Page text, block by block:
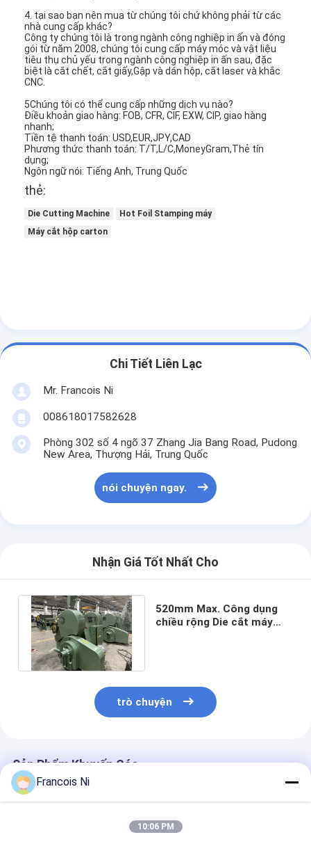
4. tại sao bạn nên mua từ chúng tôi chứ không phải từ các
nhà cung cấp khác?
Công ty chúng tôi là trong ngành công nghiệp in ấn và đóng
gói từ năm 2008, chúng tôi cung cấp máy móc và vật liệu
tiêu thụ chủ yếu trong ngành công nghiệp in ấn sau, đặc
biệt là cắt chết, cắt giấy,Gập và dán hộp, cắt laser và khắc
CNC.
5Chúng tôi có thể cung cấp những dịch vụ nào?
Điều khoản giao hàng: FOB, CFR, CIF, EXW, CIP, giao hàng
nhanh;
Tiền tệ thanh toán: USD,EUR,JPY,CAD
Phương thức thanh toán: T/T,L/C,MoneyGram,Thẻ tín
dụng;
Ngôn ngữ nói: Tiếng Anh, Trung Quốc
thẻ:
Die Cutting Machine
Hot Foil Stamping máy
Máy cắt hộp carton
Chi Tiết Liên Lạc
Mr. Francois Ni
008618017582628
Phòng 302 số 4 ngõ 37 Zhang Jia Bang Road, Pudong
New Area, Thượng Hải, Trung Quốc
nói chuyện ngay.
Nhận Giá Tốt Nhất Cho
520mm Max. Công dụng
chiều rộng Die cắt máy
trò chuyện
Sản Phẩm Khuyến Cáo
Francois Ni
10:06 PM